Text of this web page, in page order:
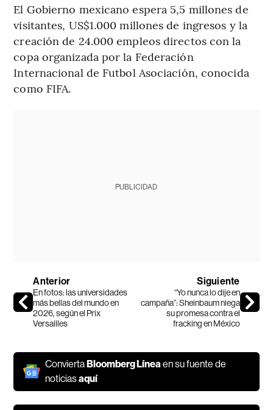
El Gobierno mexicano espera 5,5 millones de
visitantes, US$1.000 millones de ingresos y la
creación de 24.000 empleos directos con la
copa organizada por la Federación
Internacional de Futbol Asociación, conocida
como FIFA.
PUBLICIDAD
Anterior
En fotos: las universidades
más bellas del mundo en
2026, según el Prix
Versailles
Siguiente
“Yo nunca lo dije en
campaña”: Sheinbaum niega
su promesa contra el
fracking en México
ConviertaBloomberg Línea en su fuente de
noticiasaquí